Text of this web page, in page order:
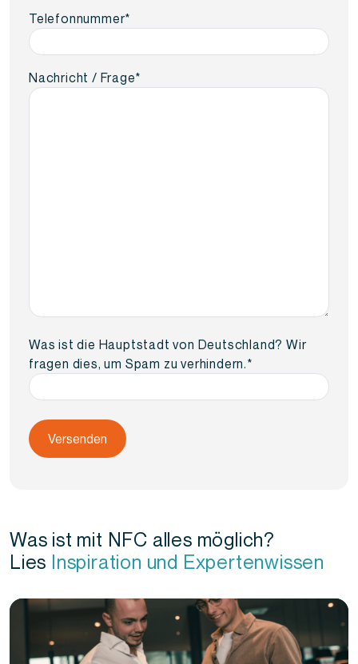
Telefonnummer*
Nachricht / Frage*
Was ist die Hauptstadt von Deutschland? Wir
fragen dies, um Spam zu verhindern.*
Was ist mit NFC alles möglich?
Lies Inspiration und Expertenwissen